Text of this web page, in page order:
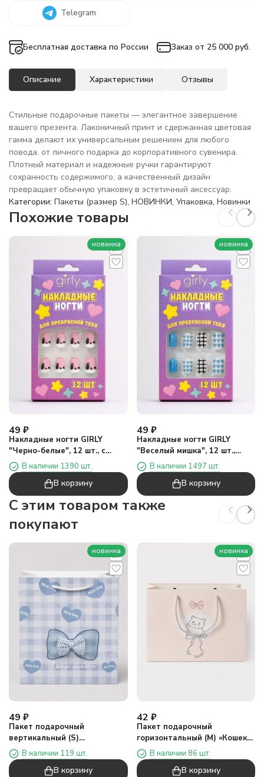
Telegram
Бесплатная доставка по России Заказ от 25 000 руб.
Описание Характеристики Отзывы
Стильные подарочные пакеты — элегантное завершение
вашего презента. Лаконичный принт и сдержанная цветовая
гамма делают их универсальным решением для любого
повода, от личного подарка до корпоративного сувенира.
Плотный материал и надежные ручки гарантируют
сохранность содержимого, а качественный дизайн
превращает обычную упаковку в эстетичный аксессуар.
Категории: Пакеты (размер S), НОВИНКИ, Упаковка, Новинки
Похожие товары
новинка
49 ₽
Накладные ногти GIRLY
"Черно-белые", 12 шт., с
клеевыми пластинами
В наличии 1390 шт.
В корзину
новинка
49 ₽
Накладные ногти GIRLY
"Веселый мишка", 12 шт.,
складными пластинами
В наличии 1497 шт.
В корзину
C этим товаром также
покупают
новинка
49 ₽
Пакет подарочный
вертикальный (S)
«Настоящий бантик один»,
синий (14,5*19,5*10)
В наличии 119 шт.
В корзину
новинка
42 ₽
Пакет подарочный
горизонтальный (М) «Кошек
везде два», бежевый
(25,4*20*9,5)
В наличии 86 шт.
В корзину